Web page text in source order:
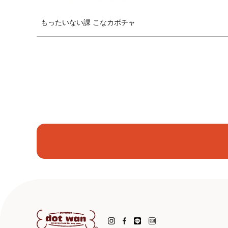
もったいない課 こなカボチャ